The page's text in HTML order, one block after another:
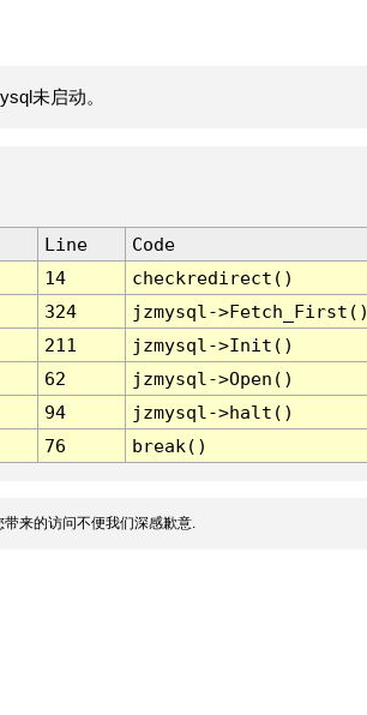
未启动。
Line
Code
14
checkredirect()
324
jzmysql-
211
jzmysql->Init()
62
jzmysql->Open()
94
jzmysql->halt()
76 break()
来的访问不便我们深感歉意.